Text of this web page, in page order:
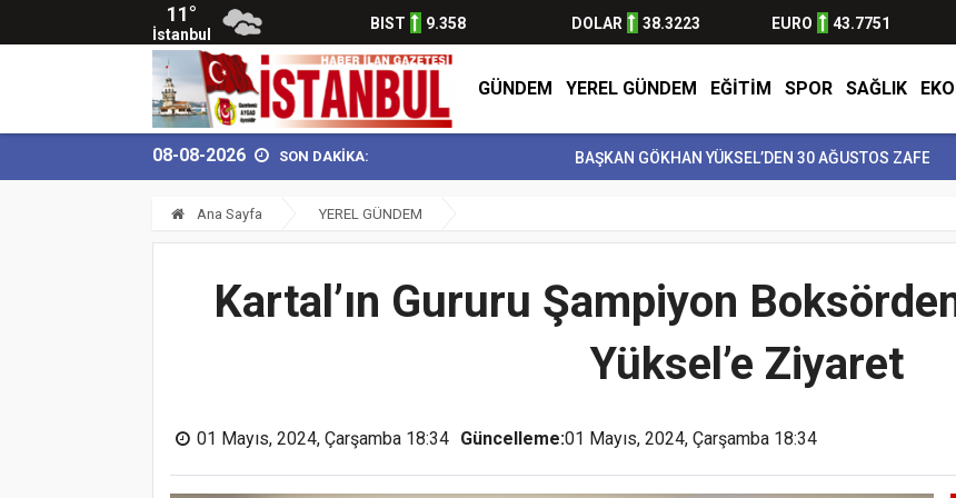
11°
İstanbul
BIST 9.358 DOLAR 38.3223 EURO 43.7751
GÜNDEM YEREL GÜNDEM EĞİTİM SPOR SAĞLIK
08-08-2026 SON DAKİKA: BAŞKAN GÖKHAN YÜKSEL’DEN 30 AĞUSTOS ZAFER BAY...
Ana Sayfa YEREL GÜNDEM
Kartal’ın Gururu Şampiyon
Yüksel’e Ziyaret
01 Mayıs, 2024, Çarşamba 18:34 Güncelleme:01 Mayıs, 2024, Çarşamba 18:34